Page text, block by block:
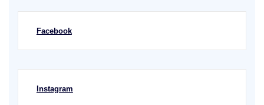
Facebook
Instagram